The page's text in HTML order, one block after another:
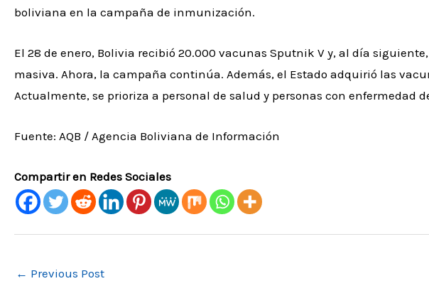
boliviana en la campaña de inmunización.
El 28 de enero, Bolivia recibió 20.000 vacunas Sputnik V y, al día
masiva. Ahora, la campaña continúa. Además, el Estado adquirió las
Actualmente, se prioriza a personal de salud y personas con enfermedad
Fuente: AQB / Agencia Boliviana de Información
Compartir en Redes Sociales
← Previous Post